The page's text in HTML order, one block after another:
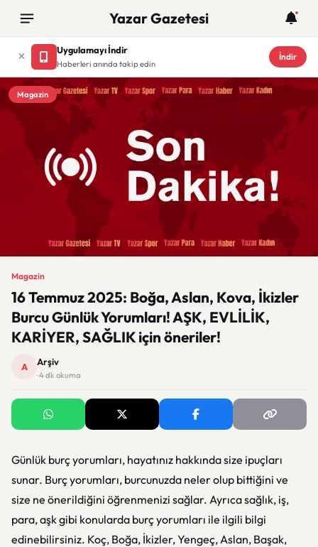
Yazar Gazetesi
Uygulamayı İndir
Haberleri anında takip edin
İndir
Magazin
Magazin
16 Temmuz 2025: Boğa, Aslan, Kova, İkizler
Burcu Günlük Yorumları! AŞK, EVLİLİK,
KARİYER, SAĞLIK için öneriler!
A Arşiv
· 4 dk okuma
Günlük burç yorumları, hayatınız hakkında size ipuçları
sunar. Burç yorumları, burcunuzda neler olup bittiğini ve
size ne önerildiğini öğrenmenizi sağlar. Ayrıca sağlık, iş,
para, aşk gibi konularda burç yorumları ile ilgili bilgi
edinebilirsiniz. Koç, Boğa, İkizler, Yengeç, Aslan, Başak,